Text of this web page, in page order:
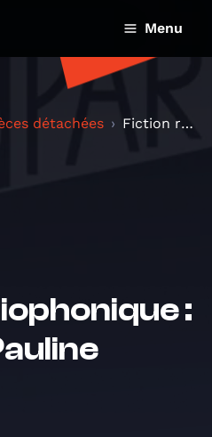
Menu
détachées Fiction radiophonique : Ctrl-X de Pauline Peyrade
: